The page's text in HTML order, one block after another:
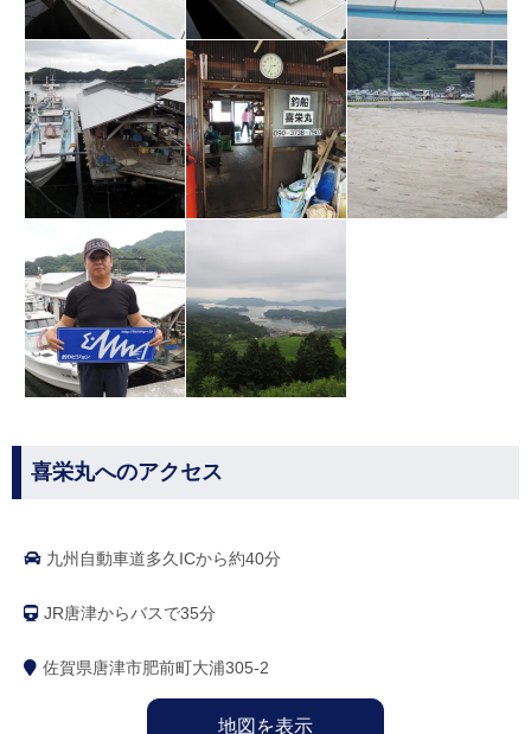
喜栄丸へのアクセス
九州自動車道多久ICから約40分
JR唐津からバスで35分
佐賀県唐津市肥前町大浦305-2
地図を表示